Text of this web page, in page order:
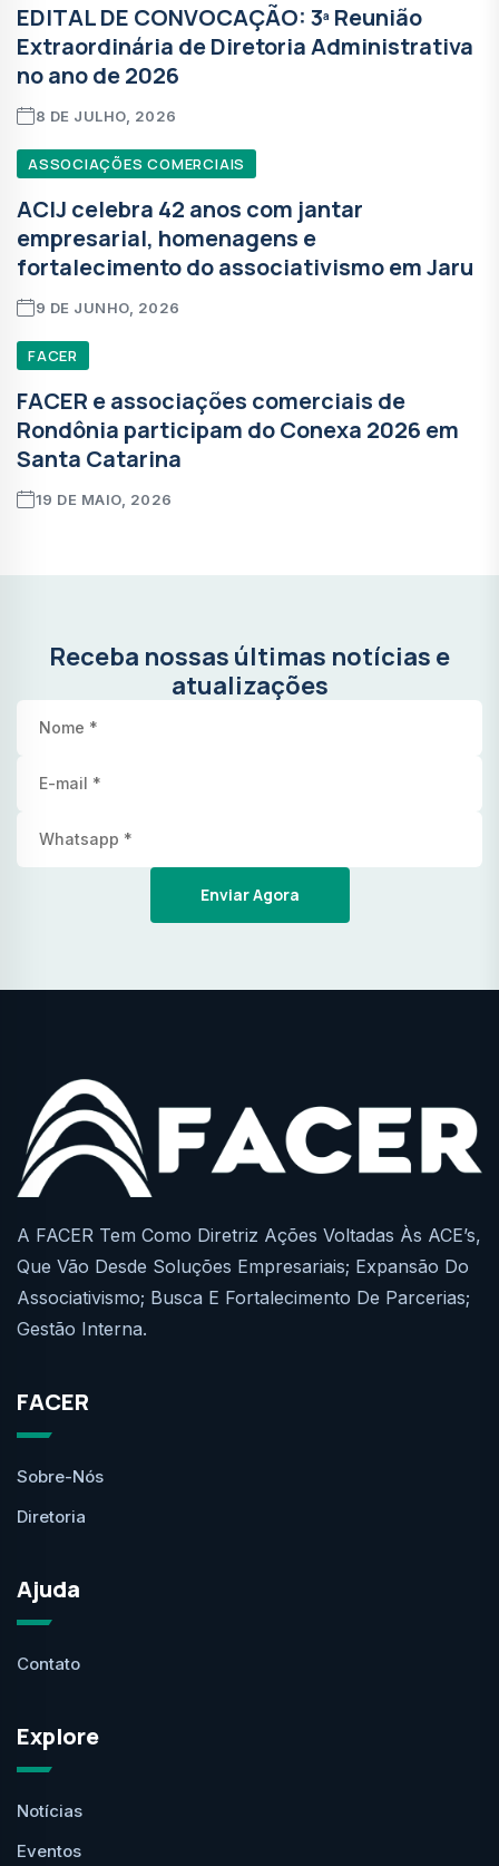
EDITAL DE CONVOCAÇÃO: 3ª Reunião
Extraordinária de Diretoria Administrativa
no ano de 2026
8 DE JULHO, 2026
ASSOCIAÇÕES COMERCIAIS
ACIJ celebra 42 anos com jantar
empresarial, homenagens e
fortalecimento do associativismo em Jaru
9 DE JUNHO, 2026
FACER
FACER e associações comerciais de
Rondônia participam do Conexa 2026 em
Santa Catarina
19 DE MAIO, 2026
Receba nossas últimas notícias e
atualizações
Enviar Agora
A FACER Tem Como Diretriz Ações Voltadas Às ACE’s,
Que Vão Desde Soluções Empresariais; Expansão Do
Associativismo; Busca E Fortalecimento De Parcerias;
Gestão Interna.
FACER
Sobre-Nós
Diretoria
Ajuda
Contato
Explore
Notícias
Eventos